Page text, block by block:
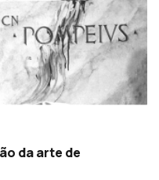
da arte de